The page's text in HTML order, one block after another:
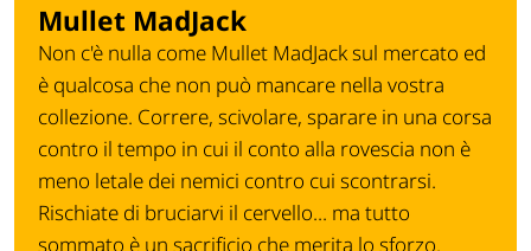
Mullet MadJack
Non c'è nulla come Mullet MadJack sul mercato ed
è qualcosa che non può mancare nella vostra
collezione. Correre, scivolare, sparare in una corsa
contro il tempo in cui il conto alla rovescia non è
meno letale dei nemici contro cui scontrarsi.
Rischiate di bruciarvi il cervello... ma tutto
sommato è un sacrificio che merita lo sforzo.